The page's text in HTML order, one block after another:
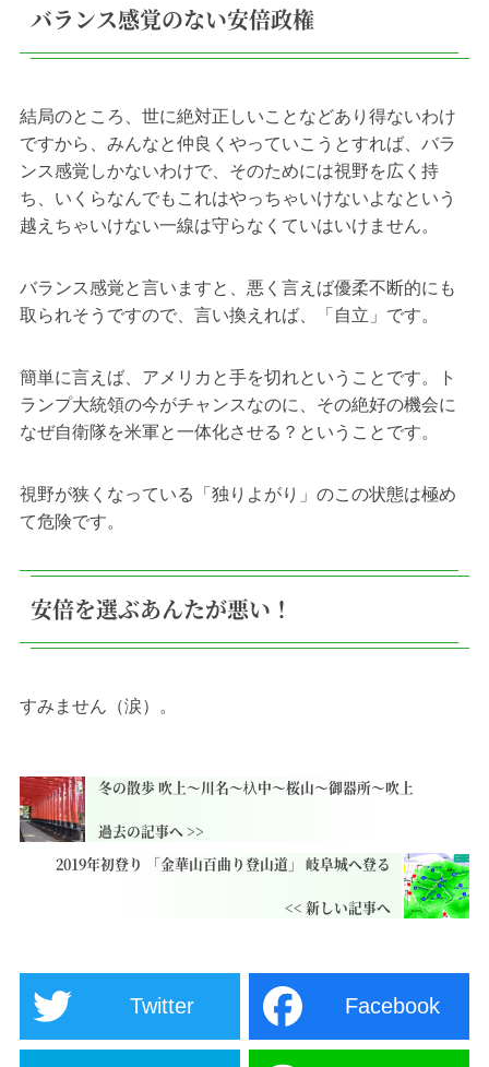
バランス感覚のない安倍政権
結局のところ、世に絶対正しいことなどあり得ないわけ
ですから、みんなと仲良くやっていこうとすれば、バラ
ンス感覚しかないわけで、そのためには視野を広く持
ち、いくらなんでもこれはやっちゃいけないよなという
越えちゃいけない一線は守らなくていはいけません。
バランス感覚と言いますと、悪く言えば優柔不断的にも
取られそうですので、言い換えれば、「自立」です。
簡単に言えば、アメリカと手を切れということです。ト
ランプ大統領の今がチャンスなのに、その絶好の機会に
なぜ自衛隊を米軍と一体化させる？ということです。
視野が狭くなっている「独りよがり」のこの状態は極め
て危険です。
安倍を選ぶあんたが悪い！
すみません（涙）。
冬の散歩 吹上〜川名〜杁中〜桜山〜御器所〜吹上
2019年初登り 「金華山百曲り登山道」 岐阜城へ登る
Twitter Facebook